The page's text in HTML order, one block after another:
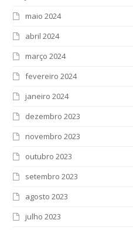
maio 2024
abril 2024
março 2024
fevereiro 2024
janeiro 2024
dezembro 2023
novembro 2023
outubro 2023
setembro 2023
agosto 2023
julho 2023